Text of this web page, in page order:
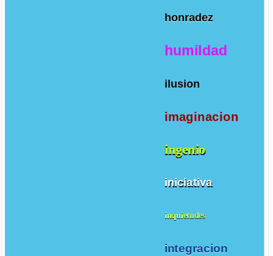
honradez
humildad
ilusion
imaginacion
ingenio
iniciativa
inquietudes
integracion